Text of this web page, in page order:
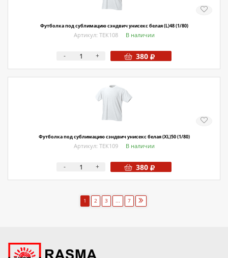
Футболка под сублимацию сэндвич унисекс белая (L)48 (1/80)
Артикул: ТЕК108 В наличии
- + 380
Футболка под сублимацию сэндвич унисекс белая (XL)50 (1/80)
Артикул: ТЕК109 В наличии
- + 380
1 2 3 ... 7